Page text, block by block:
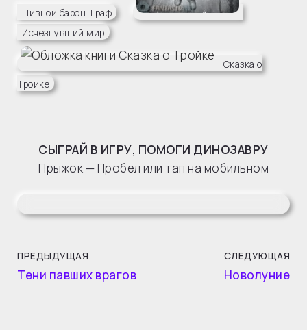
Пивной барон. Граф
Исчезнувший мир
Сказка о
Тройке
СЫГРАЙ В ИГРУ, ПОМОГИ ДИНОЗАВРУ
Прыжок — Пробел или тап на мобильном
ПРЕДЫДУЩАЯ
Тени павших врагов
СЛЕДУЮЩАЯ
Новолуние